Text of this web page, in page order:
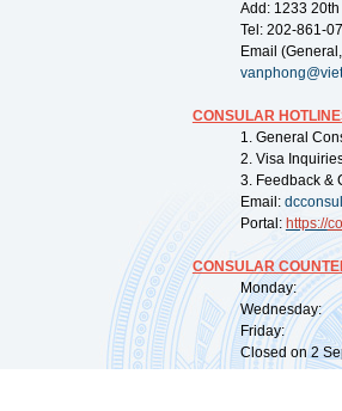
Add: 1233
Tel: 202-861-
Email
CONSULAR
1. General
2. Visa
3. Feedback &
Email:
Portal: https://
CONSULAR
Monday:
Wednesday:
Friday:
Closed on 2